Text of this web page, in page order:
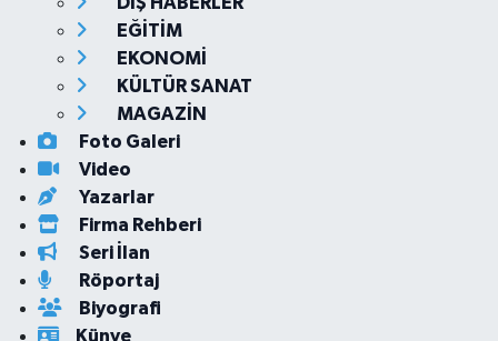
EĞİTİM
EKONOMİ
KÜLTÜR SANAT
MAGAZİN
Foto Galeri
Video
Yazarlar
Firma Rehberi
Seri İlan
Röportaj
Biyografi
Künye